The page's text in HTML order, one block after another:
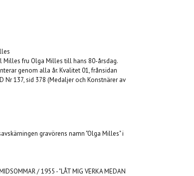
Milles fru Olga Milles till hans 80-årsdag.
genom alla år. Kvalitet 01, frånsidan
Nr 137, sid 378 (Medaljer och Konstnärer av
gravörens namn "Olga Milles" i
/ 1955 - "LÅT MIG VERKA MEDAN